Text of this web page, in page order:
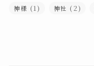
神様 (1) 神社 (2)